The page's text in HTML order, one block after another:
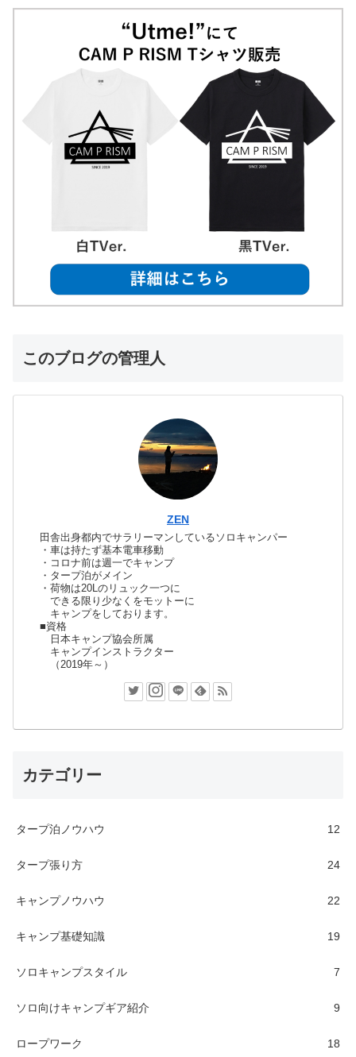
このブログの管理人
ZEN
田舎出身都内でサラリーマンしているソロキャンパー
・車は持たず基本電車移動
・コロナ前は週一でキャンプ
・タープ泊がメイン
・荷物は20Lのリュック一つに
できる限り少なくをモットーに
キャンプをしております。
■資格
日本キャンプ協会所属
キャンプインストラクター
（2019年～）
カテゴリー
タープ泊ノウハウ 12
タープ張り方 24
キャンプノウハウ 22
キャンプ基礎知識 19
ソロキャンプスタイル 7
ソロ向けキャンプギア紹介 9
ロープワーク 18